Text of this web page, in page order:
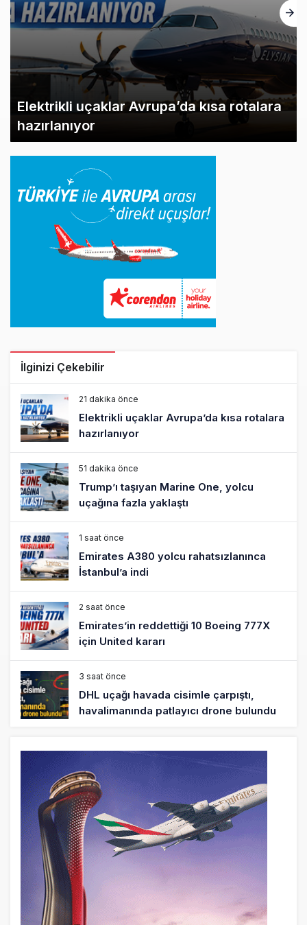
Trump’ı taşıyan Marine One, yolcu
uçağına fazla yaklaştı
İlginizi Çekebilir
21 dakika önce
Elektrikli uçaklar Avrupa’da kısa rotalara
hazırlanıyor
51 dakika önce
Trump’ı taşıyan Marine One, yolcu
uçağına fazla yaklaştı
1 saat önce
Emirates A380 yolcu rahatsızlanınca
İstanbul’a indi
2 saat önce
Emirates’in reddettiği 10 Boeing 777X
için United kararı
3 saat önce
DHL uçağı havada cisimle çarpıştı,
havalimanında patlayıcı drone bulundu
SpaceX Falcon 9’un ikinci kademesi
Ay’a çarptı
4 saat önce
Üniformasız Disiplin: Kabin Ekipleri Nasıl
Yolcu Olur?
19 saat önce
ISG’nin terminal memurlarından can
kurtaran hamle